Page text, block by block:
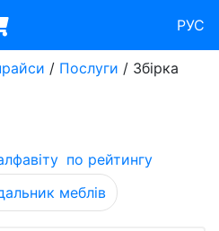
РУС
/ Послуги / Збірка
по рейтингу
меблів